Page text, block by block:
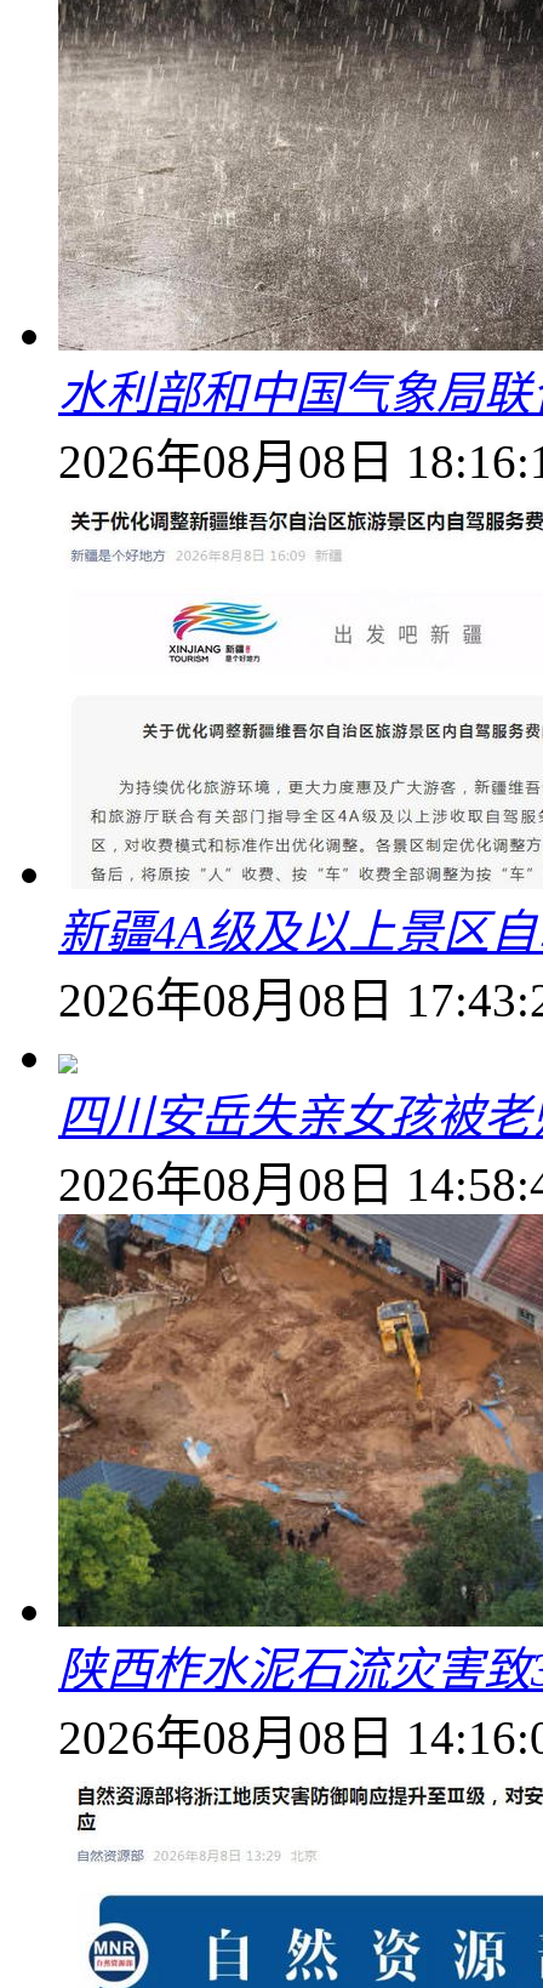
水利部和中国气象局
2026年08月08日
新疆4A级及以上景区
2026年08月08日
四川安岳失亲女孩被
2026年08月08日
陕西柞水泥石流灾害
2026年08月08日